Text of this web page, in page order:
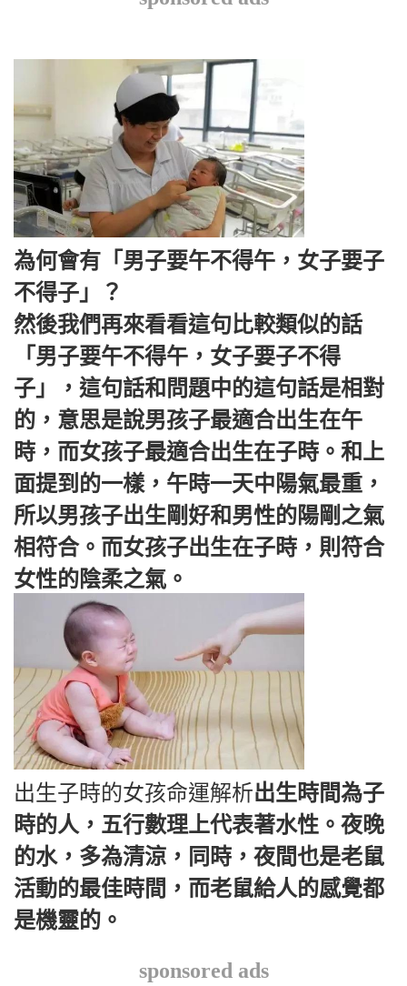
為何會有「男子要午不得午，女子要子
不得子」？
然後我們再來看看這句比較類似的話
「男子要午不得午，女子要子不得
子」，這句話和問題中的這句話是相對
的，意思是說男孩子最適合出生在午
時，而女孩子最適合出生在子時。和上
面提到的一樣，午時一天中陽氣最重，
所以男孩子出生剛好和男性的陽剛之氣
相符合。而女孩子出生在子時，則符合
女性的陰柔之氣。
出生子時的女孩命運解析出生時間為子
時的人，五行數理上代表著水性。夜晚
的水，多為清涼，同時，夜間也是老鼠
活動的最佳時間，而老鼠給人的感覺都
是機靈的。
sponsored ads